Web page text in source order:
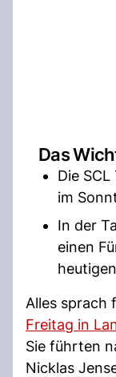
Das
Die
im
In der
einen
Alles sprach
Freitag in
Sie führten
Nicklas